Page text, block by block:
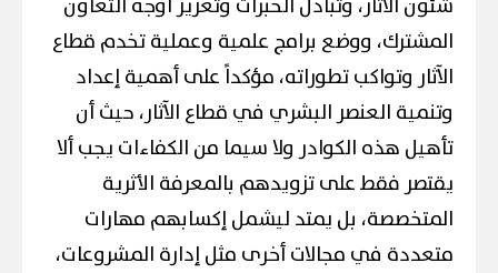
شئون الآثار، وتبادل الخبرات وتعزيز أوجه التعاون
المشترك، ووضع برامج علمية وعملية تخدم قطاع
الآثار وتواكب تطوراته، مؤكداً على أهمية إعداد
وتنمية العنصر البشري في قطاع الآثار، حيث أن
تأهيل هذه الكوادر ولا سيما من الكفاءات يجب ألا
يقتصر فقط على تزويدهم بالمعرفة الأثرية
المتخصصة، بل يمتد ليشمل إكسابهم مهارات
متعددة في مجالات أخرى مثل إدارة المشروعات،